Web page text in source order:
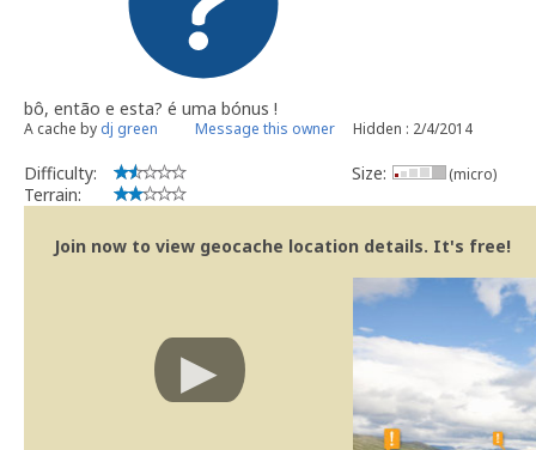
bô, então e esta? é uma bónus !
A cache by dj green Message this owner Hidden : 2/4/2014
Difficulty:
Terrain:
Size: (micro)
Join now to view geocache location details. It's free!